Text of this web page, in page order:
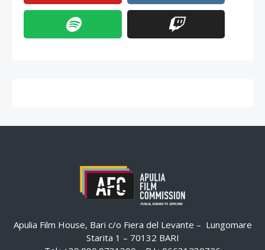
Apulia Film House, Bari c/o Fiera del Levante – Lungomare
Starita 1 – 70132 BARI